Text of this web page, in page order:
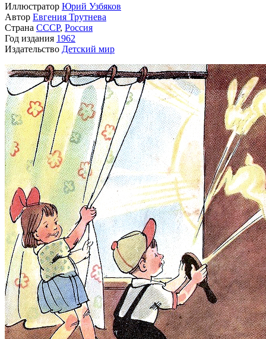
Иллюстратор Юрий Узбяков
Автор Евгения Трутнева
Страна СССР, Россия
Год издания 1962
Издательство Детский мир